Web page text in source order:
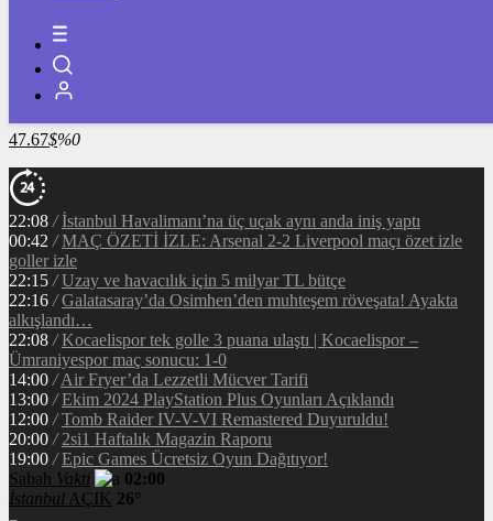
RİPPLE
49.27
%1.5
TETHER
47.67$%0
22:08 / İstanbul Havalimanı’na üç uçak aynı anda iniş yaptı
00:42 / MAÇ ÖZETİ İZLE: Arsenal 2-2 Liverpool maçı özet izle
goller izle
22:15 / Uzay ve havacılık için 5 milyar TL bütçe
22:16 / Galatasaray’da Osimhen’den muhteşem röveşata! Ayakta
alkışlandı…
22:08 / Kocaelispor tek golle 3 puana ulaştı | Kocaelispor –
Ümraniyespor maç sonucu: 1-0
14:00 / Air Fryer’da Lezzetli Mücver Tarifi
13:00 / Ekim 2024 PlayStation Plus Oyunları Açıklandı
12:00 / Tomb Raider IV-V-VI Remastered Duyuruldu!
20:00 / 2si1 Haftalık Magazin Raporu
19:00 / Epic Games Ücretsiz Oyun Dağıtıyor!
Sabah Vakti
02:00
İstanbul AÇIK 26°